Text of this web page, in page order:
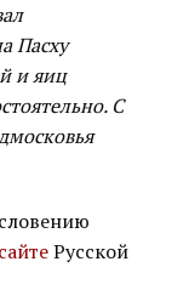
Пасху
и яиц
С
Русской